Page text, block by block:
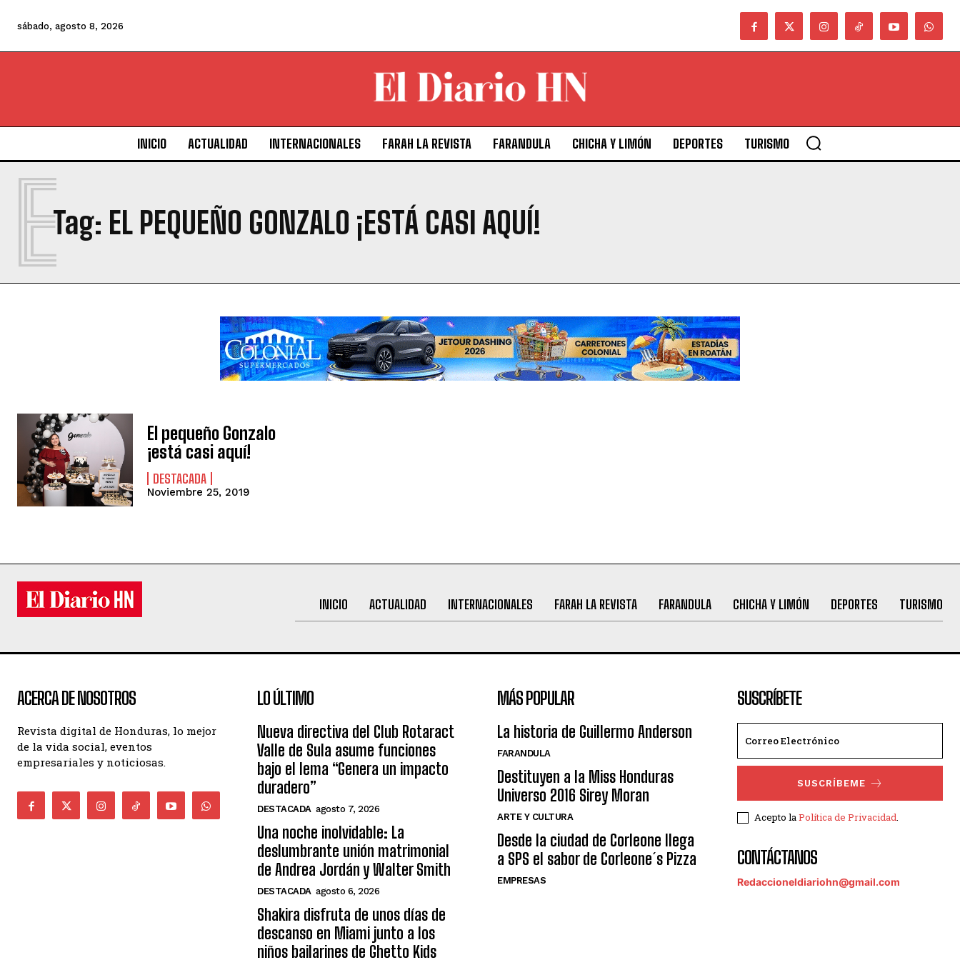
sábado, agosto 8, 2026
INICIO ACTUALIDAD INTERNACIONALES FARAH LA REVISTA FARANDULA CHICHA Y LIMÓN DEPORTES TURISMO
Tag: EL PEQUEÑO GONZALO ¡ESTÁ CASI AQUÍ!
E
El pequeño Gonzalo
¡está casi aquí!
DESTACADA
Noviembre 25, 2019
INICIO ACTUALIDAD INTERNACIONALES FARAH LA REVISTA FARANDULA CHICHA Y LIMÓN DEPORTES TURISMO
ACERCA DE NOSOTROS
Revista digital de Honduras, lo mejor
de la vida social, eventos
empresariales y noticiosas.
LO ÚLTIMO
Nueva directiva del Club Rotaract
Valle de Sula asume funciones
bajo el lema “Genera un impacto
duradero”
DESTACADA agosto 7, 2026
Una noche inolvidable: La
deslumbrante unión matrimonial
de Andrea Jordán y Walter Smith
DESTACADA agosto 6, 2026
Shakira disfruta de unos días de
descanso en Miami junto a los
niños bailarines de Ghetto Kids
MÁS POPULAR
La historia de Guillermo Anderson
FARANDULA
Destituyen a la Miss Honduras
Universo 2016 Sirey Moran
ARTE Y CULTURA
Desde la ciudad de Corleone llega
a SPS el sabor de Corleone´s Pizza
EMPRESAS
SUSCRÍBETE
SUSCRÍBEME
Acepto laPolítica de Privacidad.
CONTÁCTANOS
Redaccioneldiariohn@gmail.com